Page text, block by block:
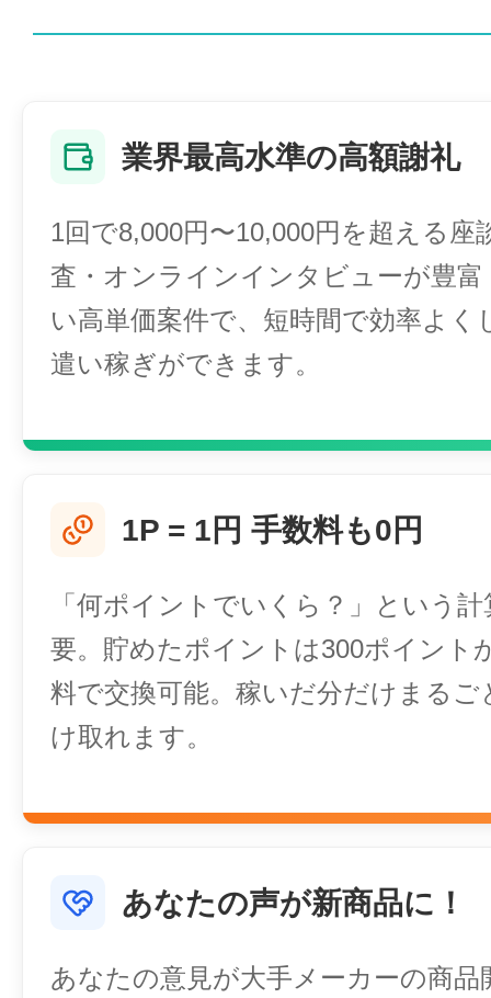
業界最高水準の高額謝礼
1回で8,000円〜10,000円を超える座
査・オンラインインタビューが豊
い高単価案件で、短時間で効率よく
遣い稼ぎができます。
1P = 1円 手数料も0円
「何ポイントでいくら？」という
要。貯めたポイントは300ポイント
料で交換可能。稼いだ分だけまるご
け取れます。
あなたの声が新商品に！
あなたの意見が大手メーカーの商品